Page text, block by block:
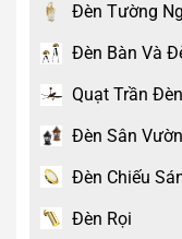
Đèn Tường
Đèn Bàn Và
Quạt Trần
Đèn Sân
Đèn Chiếu
Đèn Rọi